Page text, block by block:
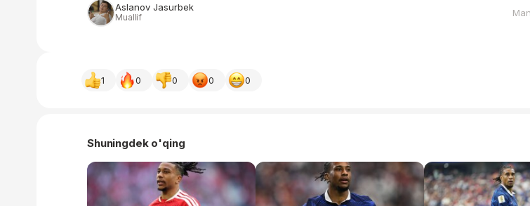
Aslanov Jasurbek
Muallif
1 0 0 0 0
Shuningdek o'qing